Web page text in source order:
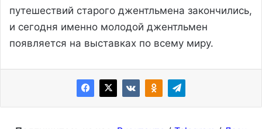
путешествий старого джентльмена закончились,
и сегодня именно молодой джентльмен
появляется на выставках по всему миру.